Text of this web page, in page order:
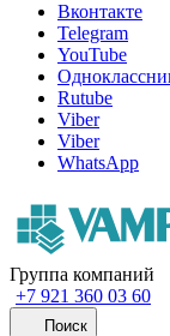
Вконтакте
Telegram
YouTube
Rutube
Viber
Viber
WhatsApp
Группа компаний
+7 921 360 03 60
Поиск